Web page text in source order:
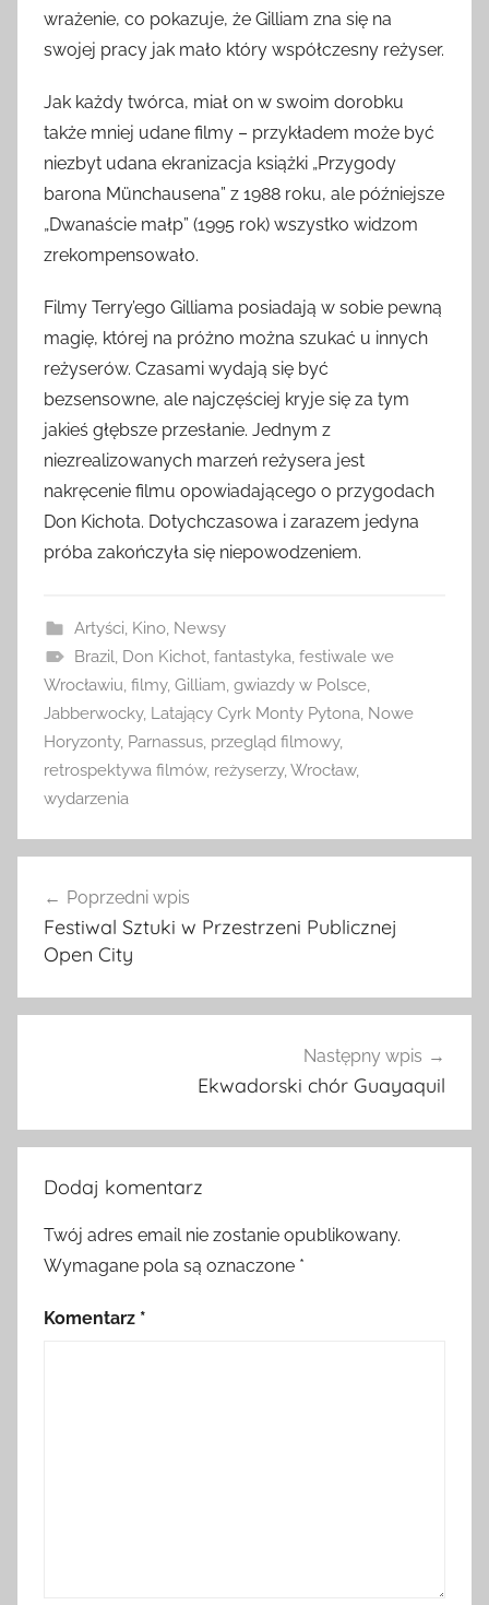
wrażenie, co pokazuje, że Gilliam zna się na
swojej pracy jak mało który współczesny reżyser.
Jak każdy twórca, miał on w swoim dorobku
także mniej udane filmy – przykładem może być
niezbyt udana ekranizacja książki „Przygody
barona Münchausena” z 1988 roku, ale późniejsze
„Dwanaście małp” (1995 rok) wszystko widzom
zrekompensowało.
Filmy Terry’ego Gilliama posiadają w sobie pewną
magię, której na próżno można szukać u innych
reżyserów. Czasami wydają się być
bezsensowne, ale najczęściej kryje się za tym
jakieś głębsze przesłanie. Jednym z
niezrealizowanych marzeń reżysera jest
nakręcenie filmu opowiadającego o przygodach
Don Kichota. Dotychczasowa i zarazem jedyna
próba zakończyła się niepowodzeniem.
Artyści Kino, Newsy
Brazil Don Kichot, fantastyka festiwale we
Wrocławiu filmy, Gilliam gwiazdy w Polsce
Jabberwocky, Latający Cyrk Monty Pytona Nowe
Horyzonty, Parnassus przegląd filmowy,
retrospektywa filmów, reżyserzy, Wrocław,
wydarzenia
wpisu
Poprzedni wpis
Festiwal Sztuki w Przestrzeni Publicznej
Open City
Następny wpis
Ekwadorski chór Guayaquil
Dodaj komentarz
Twój adres email nie zostanie opublikowany.
Wymagane pola są oznaczone *
Komentarz *